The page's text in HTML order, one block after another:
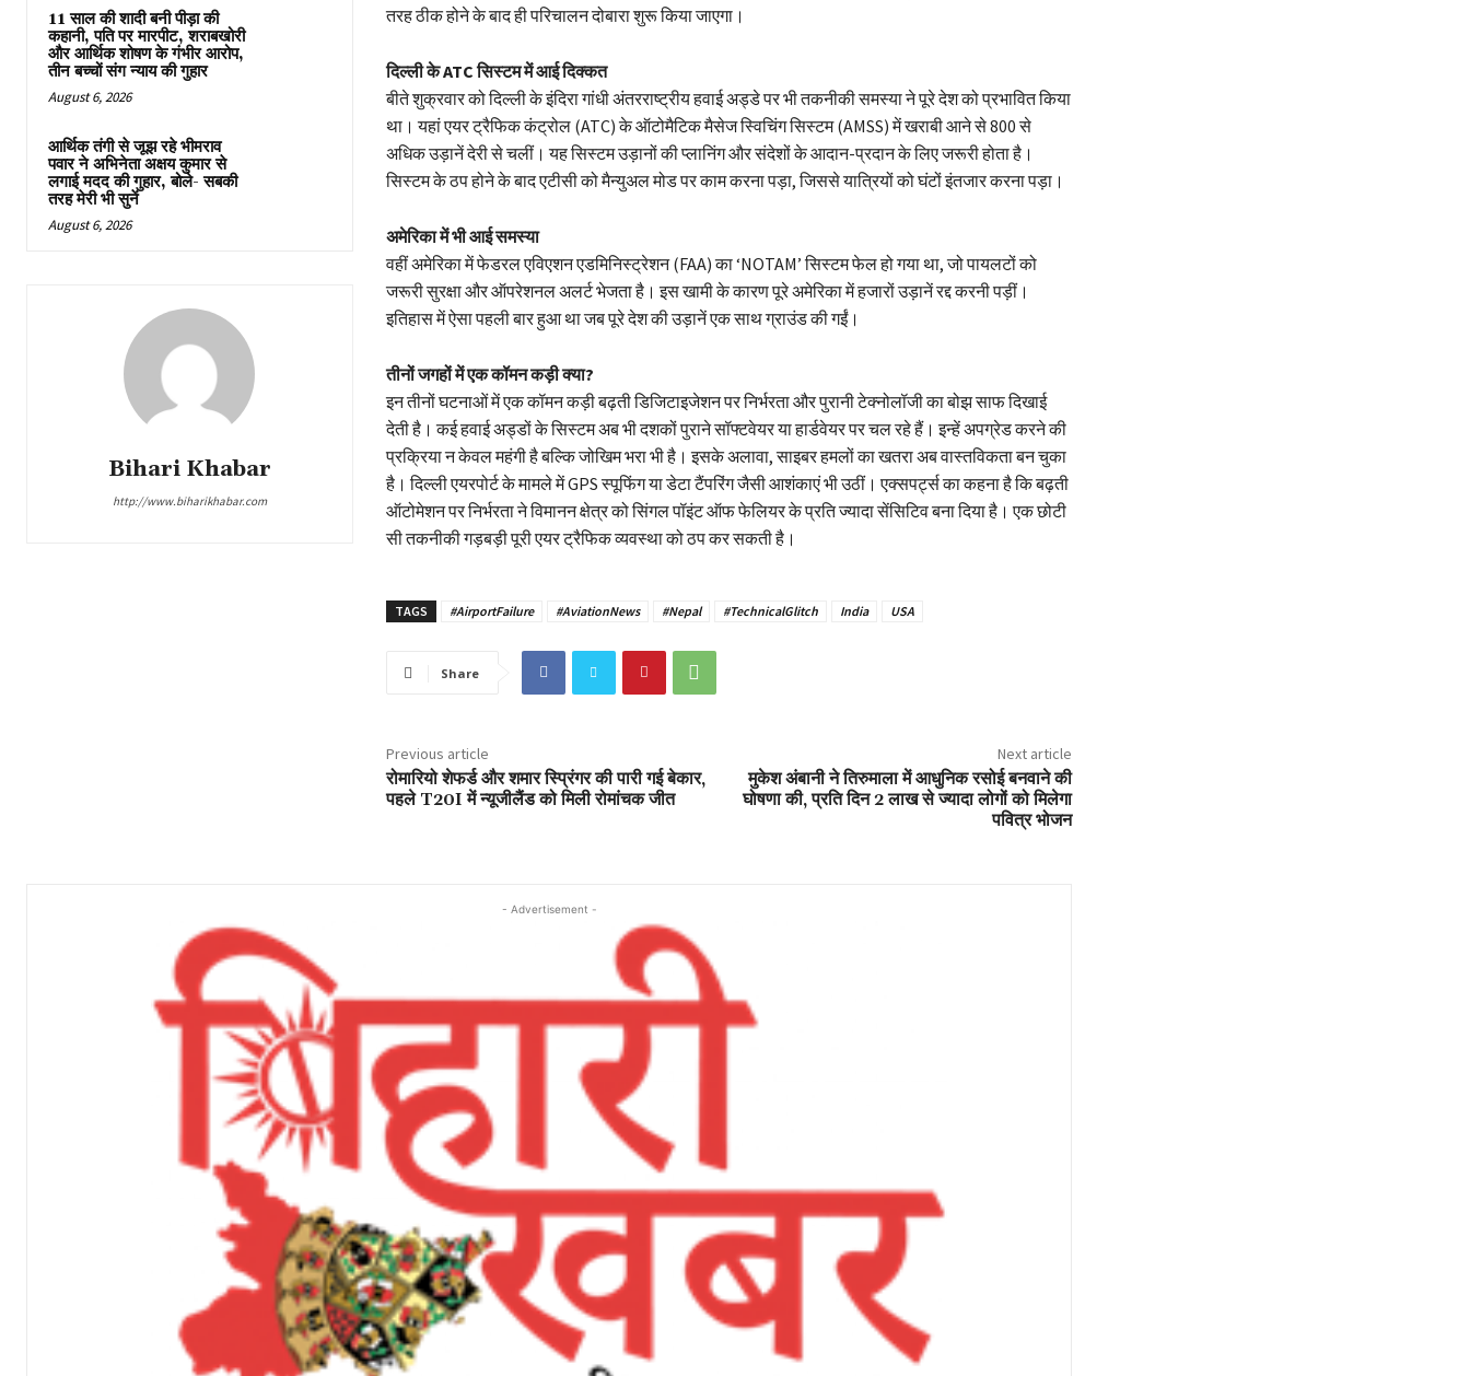
11 साल की शादी बनी पीड़ा की
कहानी, पति पर मारपीट, शराबखोरी
और आर्थिक शोषण के गंभीर आरोप,
तीन बच्चों संग न्याय की गुहार
August 6, 2026
आर्थिक तंगी से जूझ रहे भीमराव
पवार ने अभिनेता अक्षय कुमार से
लगाई मदद की गुहार, बोले- सबकी
तरह मेरी भी सुनें
August 6, 2026
Bihari Khabar
http://www.biharikhabar.com
तरह ठीक होने के बाद ही परिचालन दोबारा शुरू किया जाएगा।
दिल्ली के ATC सिस्टम में आई दिक्कत
बीते शुक्रवार को दिल्ली के इंदिरा गांधी अंतरराष्ट्रीय हवाई अड्डे पर भी तकनीकी समस्या ने पूरे देश को प्रभावित किया
था। यहां एयर ट्रैफिक कंट्रोल (ATC) के ऑटोमैटिक मैसेज स्विचिंग सिस्टम (AMSS) में खराबी आने से 800 से
अधिक उड़ानें देरी से चलीं। यह सिस्टम उड़ानों की प्लानिंग और संदेशों के आदान-प्रदान के लिए जरूरी होता है।
सिस्टम के ठप होने के बाद एटीसी को मैन्युअल मोड पर काम करना पड़ा, जिससे यात्रियों को घंटों इंतजार करना पड़ा।
अमेरिका में भी आई समस्या
वहीं अमेरिका में फेडरल एविएशन एडमिनिस्ट्रेशन (FAA) का ‘NOTAM’ सिस्टम फेल हो गया था, जो पायलटों को
जरूरी सुरक्षा और ऑपरेशनल अलर्ट भेजता है। इस खामी के कारण पूरे अमेरिका में हजारों उड़ानें रद्द करनी पड़ीं।
इतिहास में ऐसा पहली बार हुआ था जब पूरे देश की उड़ानें एक साथ ग्राउंड की गईं।
तीनों जगहों में एक कॉमन कड़ी क्या?
इन तीनों घटनाओं में एक कॉमन कड़ी बढ़ती डिजिटाइजेशन पर निर्भरता और पुरानी टेक्नोलॉजी का बोझ साफ दिखाई
देती है। कई हवाई अड्डों के सिस्टम अब भी दशकों पुराने सॉफ्टवेयर या हार्डवेयर पर चल रहे हैं। इन्हें अपग्रेड करने की
प्रक्रिया न केवल महंगी है बल्कि जोखिम भरा भी है। इसके अलावा, साइबर हमलों का खतरा अब वास्तविकता बन चुका
है। दिल्ली एयरपोर्ट के मामले में GPS स्पूफिंग या डेटा टैंपरिंग जैसी आशंकाएं भी उठीं। एक्सपर्ट्स का कहना है कि बढ़ती
ऑटोमेशन पर निर्भरता ने विमानन क्षेत्र को सिंगल पॉइंट ऑफ फेलियर के प्रति ज्यादा सेंसिटिव बना दिया है। एक छोटी
सी तकनीकी गड़बड़ी पूरी एयर ट्रैफिक व्यवस्था को ठप कर सकती है।
TAGS #AirportFailure #AviationNews #Nepal #TechnicalGlitch India USA
Share
Previous article
रोमारियो शेफर्ड और शमार स्प्रिंगर की पारी गई बेकार,
पहले T20I में न्यूजीलैंड को मिली रोमांचक जीत
Next article
मुकेश अंबानी ने तिरुमाला में आधुनिक रसोई बनवाने की
घोषणा की, प्रति दिन 2 लाख से ज्यादा लोगों को मिलेगा
पवित्र भोजन
- Advertisement -